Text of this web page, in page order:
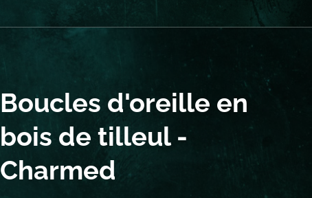
Boucles d'oreille en
bois de tilleul -
Charmed